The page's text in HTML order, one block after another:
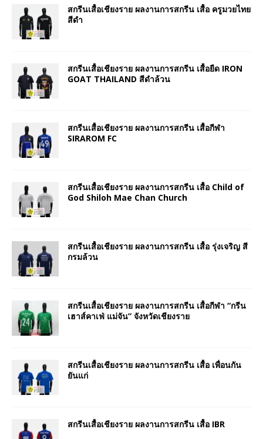
สกรีนเสื้อเชียงราย ผลงานการสกรีน เสื้อ ครูมวยไทย
สีดำ
สกรีนเสื้อเชียงราย ผลงานการสกรีน เสื้อยืด IRON
GOAT THAILAND สีดำล้วน
สกรีนเสื้อเชียงราย ผลงานการสกรีน เสื้อกีฬา
SIRAROM FC
สกรีนเสื้อเชียงราย ผลงานการสกรีน เสื้อ Child of
God Shiloh Mae Chan Church
สกรีนเสื้อเชียงราย ผลงานการสกรีน เสื้อ รุ่งเจริญ สี
กรมล้วน
สกรีนเสื้อเชียงราย ผลงานการสกรีน เสื้อกีฬา “กรีน
เฮาส์คาเฟ่ แม่จัน” จังหวัดเชียงราย
สกรีนเสื้อเชียงราย ผลงานการสกรีน เสื้อ เพื่อนกัน
ยันแก่
สกรีนเสื้อเชียงราย ผลงานการสกรีน เสื้อ IBR